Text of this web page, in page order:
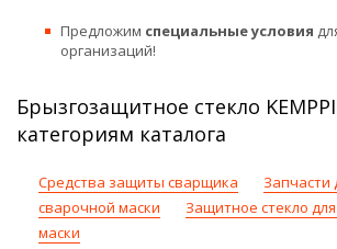
Предложим специальные условия
организаций!
Брызгозащитное стекло
категориям каталога
Средства защиты сварщика
Запчасти
сварочной маски
Защитное стекло
маски